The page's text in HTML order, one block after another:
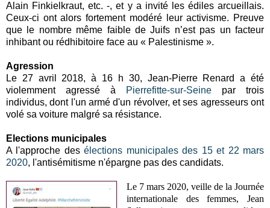
Alain Finkielkraut, etc. -, et y a invité les édiles arcueillais.
Ceux-ci ont alors fortement modéré leur activisme. Preuve
que le nombre même faible de Juifs n’est pas un facteur
inhibant ou rédhibitoire face au « Palestinisme ».
Agression
Le 27 avril 2018, à 16 h 30, Jean-Pierre Renard a été
violemment agressé à
Pierrefitte-sur-Seine par trois
individus, dont l'un armé d'un révolver, et ses agresseurs ont
volé sa voiture malgré sa résistance.
Elections municipales
A l'approche desélections municipales des 15 et 22 mars
2020, l'antisémitisme n'épargne pas des candidats.
Le 7 mars 2020, veille de la Journée
internationale des femmes, Jean